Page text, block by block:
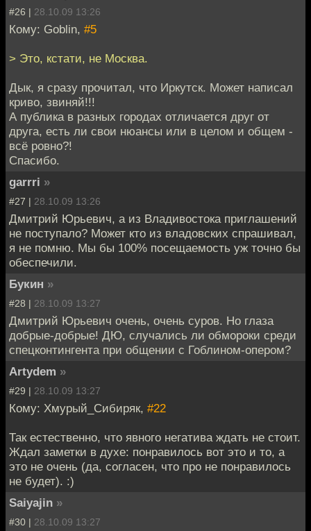
#26 | 28.10.09 13:26
Кому: Goblin, #5
> Это, кстати, не Москва.
Дык, я сразу прочитал, что Иркутск. Может написал
криво, звиняй!!!
А публика в разных городах отличается друг от
друга, есть ли свои нюансы или в целом и общем -
всё ровно?!
Спасибо.
garrri »
#27 | 28.10.09 13:26
Дмитрий Юрьевич, а из Владивостока приглашений
не поступало? Может кто из владовских спрашивал,
я не помню. Мы бы 100% посещаемость уж точно бы
обеспечили.
Букин »
#28 | 28.10.09 13:27
Дмитрий Юрьевич очень, очень суров. Но глаза
добрые-добрые! ДЮ, случались ли обмороки среди
спецконтингента при общении с Гоблином-опером?
Artydem »
#29 | 28.10.09 13:27
Кому: Хмурый_Сибиряк, #22
Так естественно, что явного негатива ждать не стоит.
Ждал заметки в духе: понравилось вот это и то, а
это не очень (да, согласен, что про не понравилось
не будет). :)
Saiyajin »
#30 | 28.10.09 13:27